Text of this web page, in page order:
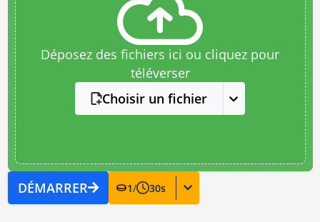
Déposez des fichiers ici ou cliquez pour
téléverser
Choisir un fichier
DÉMARRER 1/ 30s